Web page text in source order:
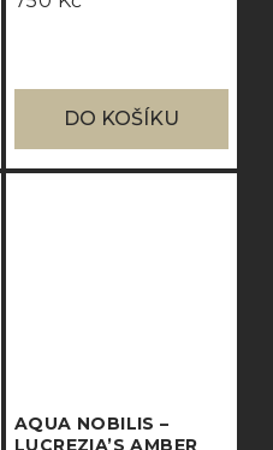
DO KOŠÍKU
AQUA NOBILIS –
LUCREZIA’S AMBER